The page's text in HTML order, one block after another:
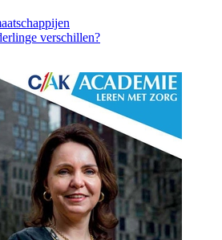
verschillen?